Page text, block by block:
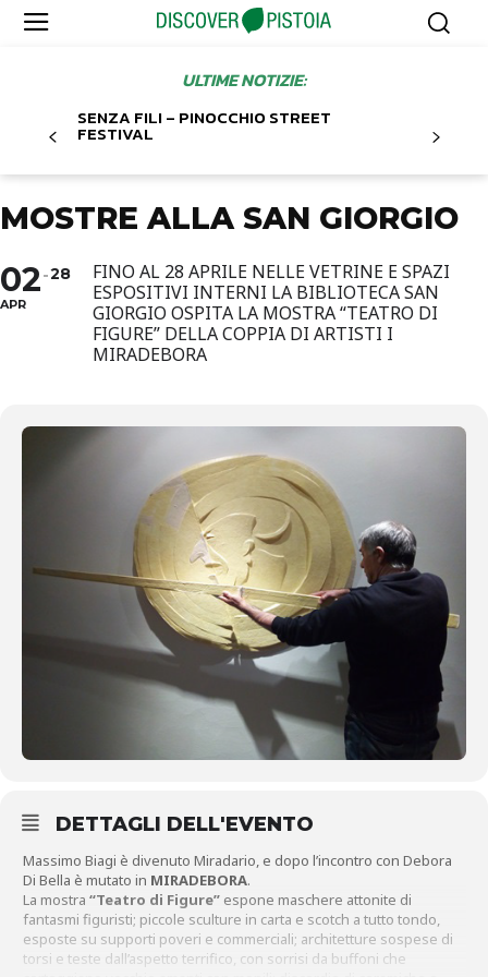
ULTIME NOTIZIE:
SENZA FILI – PINOCCHIO STREET
FESTIVAL
MOSTRE ALLA SAN GIORGIO
02
APR
28
FINO AL 28 APRILE NELLE VETRINE E SPAZI
ESPOSITIVI INTERNI LA BIBLIOTECA SAN
GIORGIO OSPITA LA MOSTRA “TEATRO DI
FIGURE” DELLA COPPIA DI ARTISTI I
MIRADEBORA
DETTAGLI DELL'EVENTO
Massimo Biagi è divenuto Miradario, e dopo l’incontro con Debora
Di Bella è mutato in MIRADEBORA.
La mostra “Teatro di Figure” espone maschere attonite di
fantasmi figuristi; piccole sculture in carta e scotch a tutto tondo,
esposte su supporti poveri e commerciali; architetture sospese di
torsi e teste dall’aspetto terrifico, con sorrisi da buffoni che